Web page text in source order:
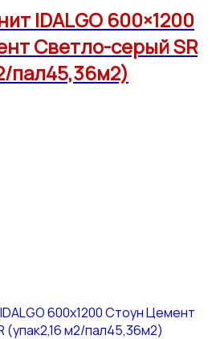
IDALGO 600×1200
Светло-серый SR
пал45,36м2)